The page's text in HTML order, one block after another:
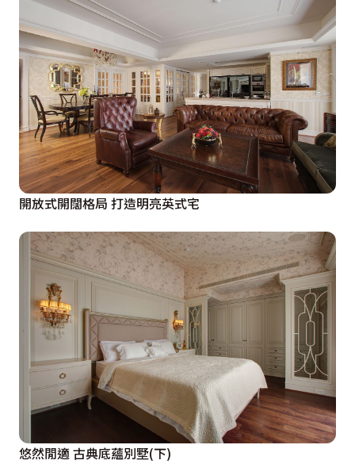
開放式開闊格局 打造明亮英式宅
悠然閒適 古典底蘊別墅(下)